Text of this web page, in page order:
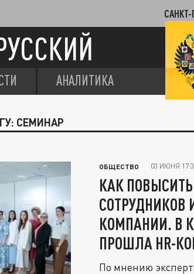
САНКТ-
АНАЛИТИКА
СЕМИНАР
ОБЩЕСТВО 03 ИЮНЯ
КАК
СОТРУДНИКОВ
КОМПАНИИ. В
ПРОШЛА HR-
По мнению